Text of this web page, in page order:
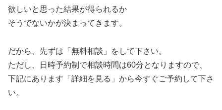
欲しいと思った結果が得られるか
そうでないかが決まってきます。
だから、先ずは「無料相談」をして下さい。
ただし、日時予約制で相談時間は60分となりますので、
下記にあります「詳細を見る」から今すぐご予約して下さ
い。